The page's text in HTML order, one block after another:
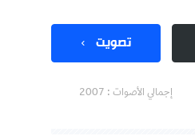
تصويت
إجمالي الأصوات : 2007